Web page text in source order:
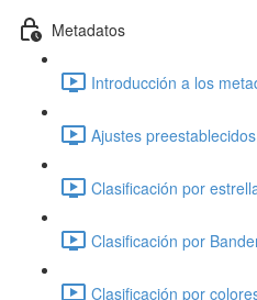
Metadatos
Introducción a los
Ajustes
Clasificación por
Clasificación por
Clasificación por